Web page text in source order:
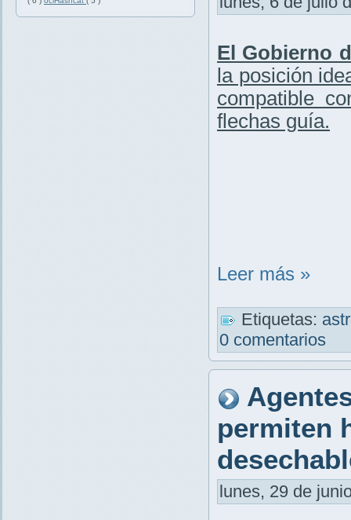
El Gobierno
la posición
compatible
flechas guía.
Leer más »
Etiquetas:
0 comentarios
permiten
lunes, 29 de